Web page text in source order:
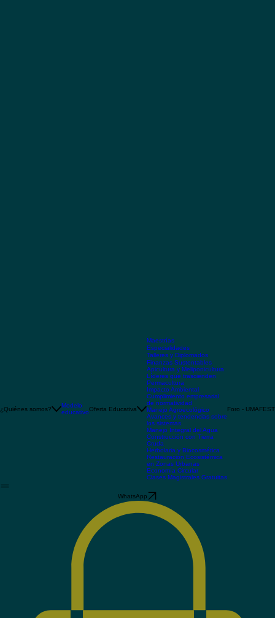
Maestrías
Especialidades
Talleres y Diplomados
Finanzas Sustentables
Apicultura y Meliponicultura
Líderes que trascienden
Permacultura
Impacto Ambiental
Cumplimiento empresarial
de normatividad
Manejo Agroecológico
Avances y tendencias sobre
los sistemas
Manejo Integral del Agua
Construcción con Tierra
Cruda
Herbolaria y Biocosmética
Restauración Ecosistémica
en Zonas Urbanas
Clases Magistrales Gratuitas
WhatsApp